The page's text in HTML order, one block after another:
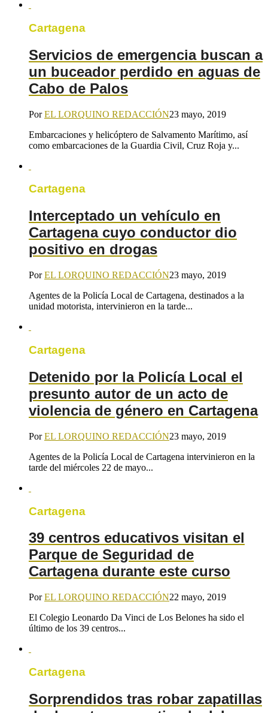
Cartagena
Servicios de emergencia buscan a
un buceador perdido en aguas de
Cabo de Palos
PorEL LORQUINO REDACCIÓN23 mayo, 2019
Embarcaciones y helicóptero de Salvamento Marítimo, así
como embarcaciones de la Guardia Civil, Cruz Roja y...
Cartagena
Interceptado un vehículo en
Cartagena cuyo conductor dio
positivo en drogas
PorEL LORQUINO REDACCIÓN23 mayo, 2019
Agentes de la Policía Local de Cartagena, destinados a la
unidad motorista, intervinieron en la tarde...
Cartagena
Detenido por la Policía Local el
presunto autor de un acto de
violencia de género en Cartagena
PorEL LORQUINO REDACCIÓN23 mayo, 2019
Agentes de la Policía Local de Cartagena intervinieron en la
tarde del miércoles 22 de mayo...
Cartagena
39 centros educativos visitan el
Parque de Seguridad de
Cartagena durante este curso
PorEL LORQUINO REDACCIÓN22 mayo, 2019
El Colegio Leonardo Da Vinci de Los Belones ha sido el
último de los 39 centros...
Cartagena
Sorprendidos tras robar zapatillas